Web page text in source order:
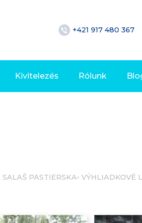
+421 917 480 367
Kivitelezés Rólunk
PASTIERSKA VÝHLIADKOVÉ